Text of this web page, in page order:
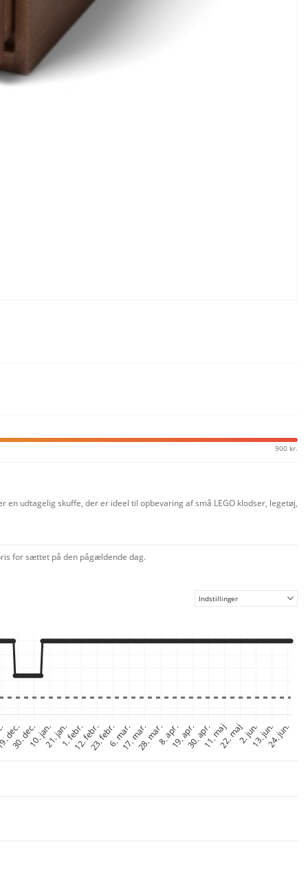
900 kr.
udtagelig skuffe, der er ideel til opbevaring af små LEGO klodser, legetøj,
for sættet på den pågældende dag.
Indstillinger